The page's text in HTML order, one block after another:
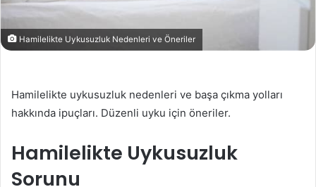
Hamilelikte Uykusuzluk Nedenleri ve Öneriler
Hamilelikte uykusuzluk nedenleri ve başa çıkma yolları
hakkında ipuçları. Düzenli uyku için öneriler.
Hamilelikte Uykusuzluk
Sorunu